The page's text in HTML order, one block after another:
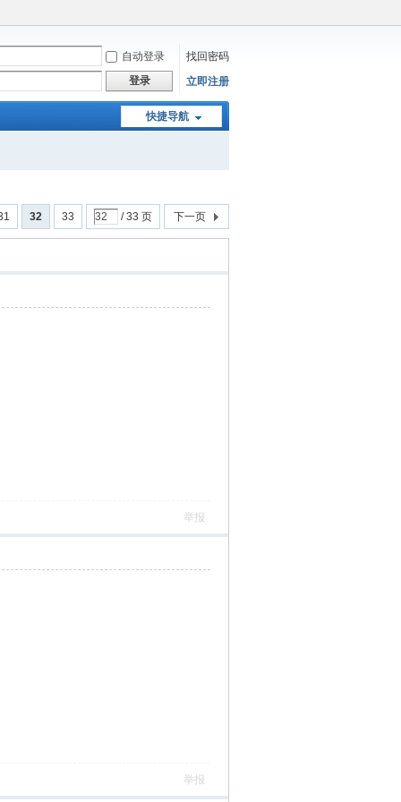
自动登录
找回密码
登录
立即注册
快捷导航
32 33 / 33 页 下一页
举报
举报